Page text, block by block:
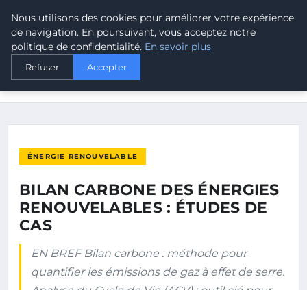
MALTA CLIMATE
ACCUEIL
BILAN CARBONE DES ÉNERGIES RENOUVELABLES : ÉTUDES DE
ÉNERGIE RENOUVELABLE
BILAN CARBONE DES ÉNERGIES
RENOUVELABLES : ÉTUDES DE
CAS
EN BREF Bilan carbone : méthode pour
quantifier les émissions de gaz à effet de serre.
Nous utilisons des cookies pour améliorer votre expérience
de navigation. En poursuivant, vous acceptez notre
politique de confidentialité. En savoir plus
Refuser Accepter